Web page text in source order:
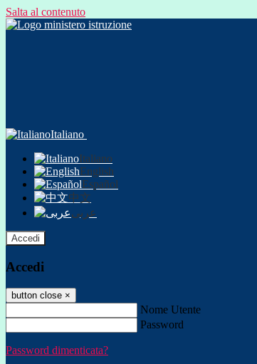
Salta al contenuto
Italiano
Italiano
English
Español
中文
عربى
Accedi
Accedi
button close ×
Nome Utente
Password
Password dimenticata?